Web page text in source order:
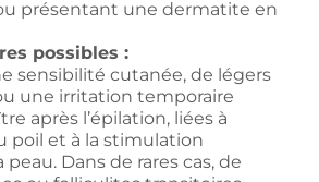
présentant une dermatite en
possibles :
sensibilité cutanée, de légers
une irritation temporaire
après l’épilation, liées à
poil et à la stimulation
Dans de rares cas, de